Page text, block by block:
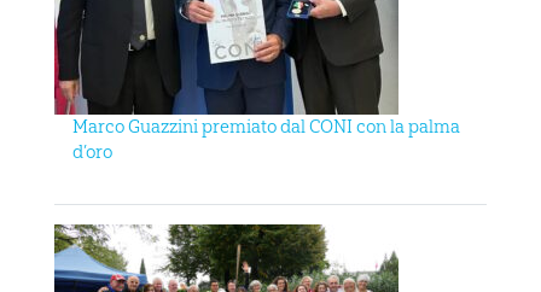
Marco Guazzini premiato dal CONI con la palma
d’oro